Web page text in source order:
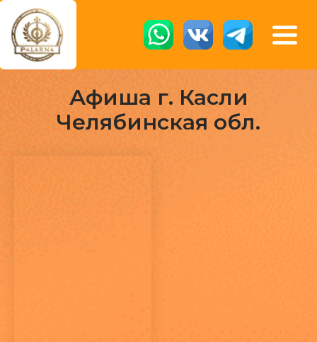
Афиша г. Касли
Челябинская обл.